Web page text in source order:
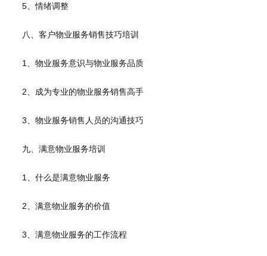
5、情绪调整
八、客户物业服务销售技巧培训
1、物业服务意识与物业服务品质
2、成为专业的物业服务销售高手
3、物业服务销售人员的沟通技巧
九、满意物业服务培训
1、什么是满意物业服务
2、满意物业服务的价值
3、满意物业服务的工作流程